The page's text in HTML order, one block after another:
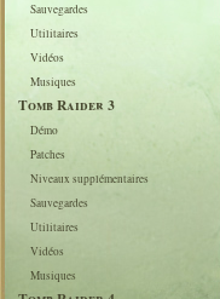
Sauvegardes
Utilitaires
Vidéos
Musiques
Tomb Raider 3
Démo
Patches
Niveaux supplémentaires
Sauvegardes
Utilitaires
Vidéos
Musiques